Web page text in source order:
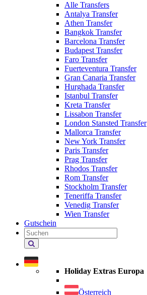
Alle Transfers
Antalya Transfer
Athen Transfer
Bangkok Transfer
Barcelona Transfer
Budapest Transfer
Faro Transfer
Fuerteventura Transfer
Gran Canaria Transfer
Hurghada Transfer
Istanbul Transfer
Kreta Transfer
Lissabon Transfer
London Stansted Transfer
Mallorca Transfer
New York Transfer
Paris Transfer
Prag Transfer
Rhodos Transfer
Rom Transfer
Stockholm Transfer
Teneriffa Transfer
Venedig Transfer
Wien Transfer
Gutschein
Holiday Extras durchsuchen
Holiday Extras Europa
Österreich